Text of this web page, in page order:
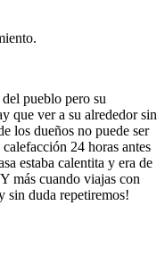
pueblo pero su
que ver a su alrededor sin
los dueños no puede ser
24 horas antes
estaba calentita y era de
más cuando viajas con
sin duda repetiremos!